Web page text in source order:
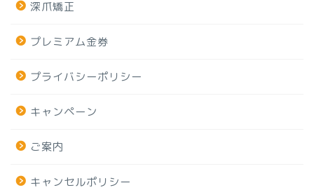
深爪矯正
プレミアム金券
プライバシーポリシー
キャンペーン
ご案内
キャンセルポリシー